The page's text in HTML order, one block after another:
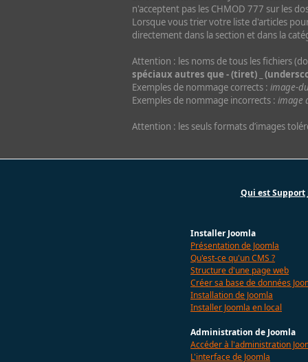
n'acceptent pas les CHMOD 777 sur les
Lorsque vous trier votre liste d'articles
directement dans la section et dans la
Attention : les noms de tous les fichiers
spéciaux autres que - (tiret) _
Exemples de nommage corrects : image-
Exemples de nommage incorrects : image
Attention : les seuls formats d’images
Qui est Support
Installer Joomla
Présentation de Joomla
Qu'est-ce qu'un CMS ?
Structure d'une page web
Créer sa base de données
Installation de Joomla
Installer Joomla en local
Administration de Joomla
Accéder à l'administration
L'interface de Joomla